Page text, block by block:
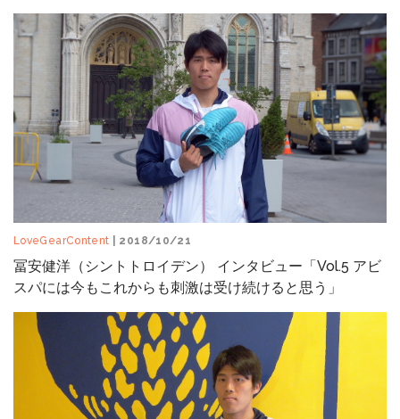
LoveGearContent | 2018/10/21
冨安健洋（シントトロイデン） インタビュー「Vol.5 アビ
スパには今もこれからも刺激は受け続けると思う」